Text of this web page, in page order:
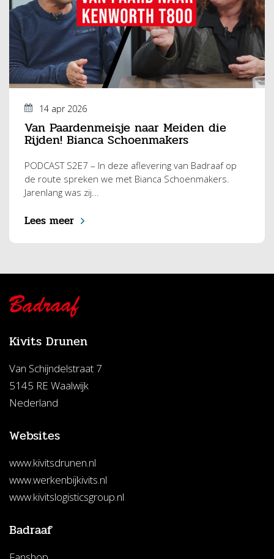
14 apr 2026
Van Paardenmeisje naar Meiden die
Rijden! Bianca Schoenmakers
PODCAST S2E7 – In deze aflevering van Badraaf op
de route spreken we met Bianca Schoenmakers.
Jarenlang was zij...
Lees meer
Kivits Drunen
Van Schijndelstraat 7
5145 RE Waalwijk
Nederland
Websites
www.kivitsdrunen.nl
www.werkenbijkivits.nl
www.kivitslogisticsgroup.nl
Badraaf